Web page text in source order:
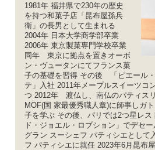
1981年 福井県で230年の歴史
を持つ和菓子店「昆布屋孫兵
衛」の長男として生まれる
2004年 日本大学商学部卒業
2006年 東京製菓専門学校卒業
同年 東京に拠点を置きオーボ
ン・ヴュータンにてフランス菓
子の基礎を習得 その後 「ピエール
テ」入社 2011年メープルスイーツコ
つ 2012年 渡仏し、南仏のパティス
MOF(国 家最優秀職人章)に師事しガ
子を学ぶ その後、パリでは2つ星レス
ド・ジョエル・ロブション」でデセ
グラン スーシェフ パティシエとして
フ パティシエに就任 2023年6月昆布